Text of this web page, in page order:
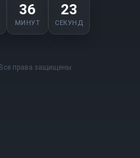
36
МИНУТ
23
СЕКУНД
права защищены.